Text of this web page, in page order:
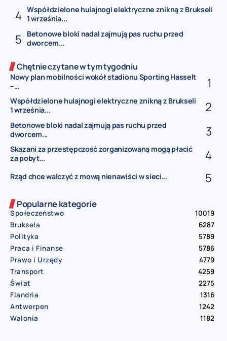
Współdzielone hulajnogi elektryczne znikną z Brukseli
1 września...
Betonowe bloki nadal zajmują pas ruchu przed
dworcem...
Chętnie czytane w tym tygodniu
Nowy plan mobilności wokół stadionu Sporting Hasselt
–...
Współdzielone hulajnogi elektryczne znikną z Brukseli
1 września...
Betonowe bloki nadal zajmują pas ruchu przed
dworcem...
Skazani za przestępczość zorganizowaną mogą płacić
za pobyt...
Rząd chce walczyć z mową nienawiści w sieci...
Popularne kategorie
Społeczeństwo
10019
Bruksela
6287
Polityka
5789
Praca i Finanse
5786
Prawo i Urzędy
4779
Transport
4259
Świat
2275
Flandria
1316
Antwerpen
1242
Walonia
1182